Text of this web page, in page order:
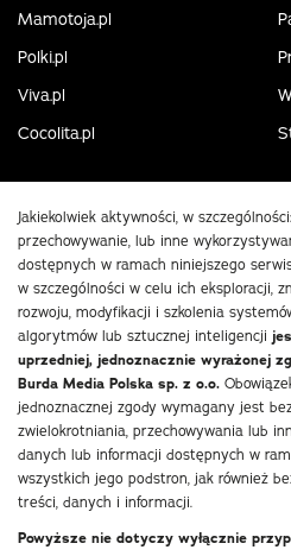
Mamotoja.pl
Polki.pl
Viva.pl
Cocolita.pl
Jakiekolwiek aktywności, w
przechowywanie, lub inne
dostępnych w ramach niniejszego
w szczególności w celu ich eksploracji,
rozwoju, modyfikacji i szkolenia
algorytmów lub sztucznej inteligencji
uprzedniej, jednoznacznie wyrażonej
Burda Media Polska sp. z o.o.
jednoznacznej zgody wymagany jest
zwielokrotniania, przechowywania lub
danych lub informacji dostępnych w
wszystkich jego podstron, jak również
treści, danych i informacji.
Powyższe nie dotyczy wyłącznie